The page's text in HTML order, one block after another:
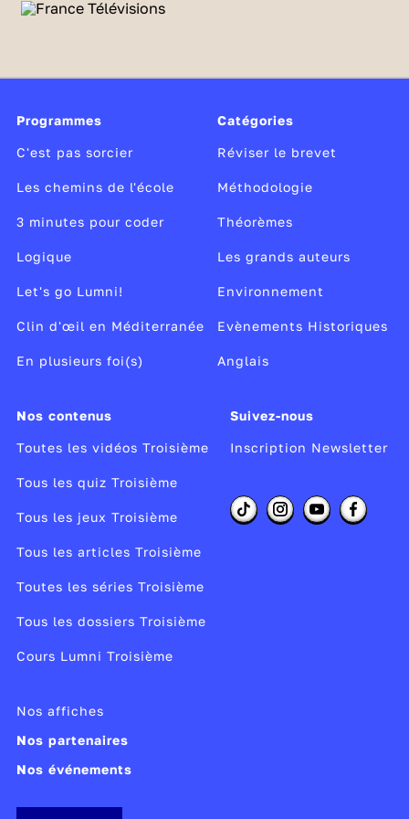
A. Une union d’États divers
centre de gravité
Question des frontières de l’UE avec les
possibles intégrations de pays candidats
B. Des institutions et des projets fédérateurs
de l’UE
Journées de l’Europe
Projets : Erasmus+, capitales européennes de
Espace Schengen : territoire des circulations
Euro zone : territoire de la monnaie
Le territoire de l’UE ne coïncide ni avec
l’espace Schengen ni avec l’euro zone
pour réduire les inégalités entre ses membres
A. Un territoire inégalement intégré
Périphérie proche : réseau densément peuplé
Périphérie éloignée: réseau peu peuplé et
moins intégré
IDH élevé : périphérie proche
Programmes
C'est pas sorcier
Les chemins de l'école
3 minutes pour coder
Logique
Let's go Lumni!
Clin d'œil en Méditerranée
En plusieurs foi(s)
Catégories
Réviser le brevet
Méthodologie
Théorèmes
Les grands auteurs
Environnement
Evènements Historiques
Anglais
Nos contenus
Toutes les vidéos Troisième
Tous les quiz Troisième
Tous les jeux Troisième
Tous les articles Troisième
Toutes les séries Troisième
Tous les dossiers Troisième
Cours Lumni Troisième
Suivez-nous
Inscription Newsletter
Nos affiches
Nos partenaires
Nos événements